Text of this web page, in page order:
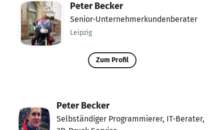
Peter Becker
Senior-Unternehmerkundenberater
Leipzig
Zum Profil
Peter Becker
Selbständiger Programmierer, IT-Berater,